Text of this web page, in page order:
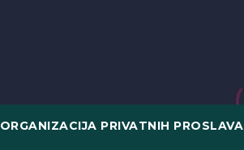
ORGANIZACIJA PRIVATNIH PROSLAVA